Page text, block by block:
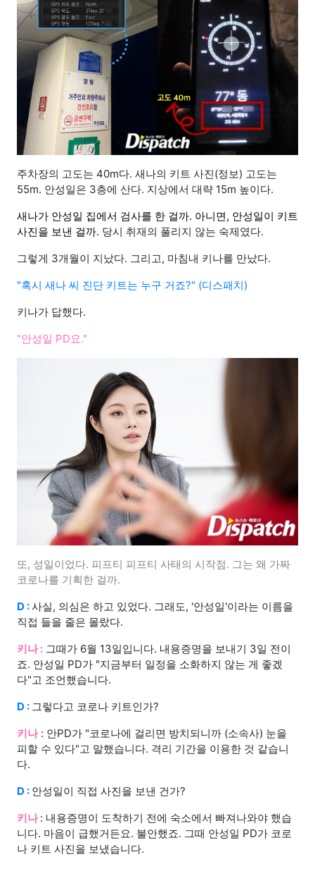
주차장의 고도는 40m다. 새나의 키트 사진(정보) 고도는
55m. 안성일은 3층에 산다. 지상에서 대략 15m 높이다.
새나가 안성일 집에서 검사를 한 걸까. 아니면, 안성일이 키트
사진을 보낸 걸까. 당시 취재의 풀리지 않는 숙제였다.
그렇게 3개월이 지났다. 그리고, 마침내 키나를 만났다.
"혹시 새나 씨 진단 키트는 누구 거죠?" (디스패치)
키나가 답했다.
"안성일 PD요."
또, 성일이었다. 피프티 피프티 사태의 시작점. 그는 왜 가짜
코로나를 기획한 걸까.
D :사실, 의심은 하고 있었다. 그래도, '안성일'이라는 이름을
직접 들을 줄은 몰랐다.
키나 : 그때가 6월 13일입니다. 내용증명을 보내기 3일 전이
죠. 안성일 PD가 "지금부터 일정을 소화하지 않는 게 좋겠
다"고 조언했습니다.
D : 그렇다고 코로나 키트인가?
키나: 안PD가 "코로나에 걸리면 방치되니까 (소속사) 눈을
피할 수 있다"고 말했습니다. 격리 기간을 이용한 것 같습니
다.
D : 안성일이 직접 사진을 보낸 건가?
키나: 내용증명이 도착하기 전에 숙소에서 빠져나와야 했습
니다. 마음이 급했거든요. 불안했죠. 그때 안성일 PD가 코로
나 키트 사진을 보냈습니다.